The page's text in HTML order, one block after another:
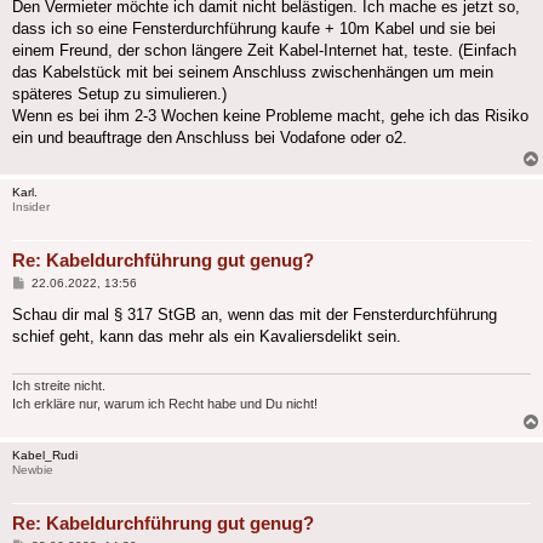
Den Vermieter möchte ich damit nicht belästigen. Ich mache es jetzt so,
dass ich so eine Fensterdurchführung kaufe + 10m Kabel und sie bei
einem Freund, der schon längere Zeit Kabel-Internet hat, teste. (Einfach
das Kabelstück mit bei seinem Anschluss zwischenhängen um mein
späteres Setup zu simulieren.)
Wenn es bei ihm 2-3 Wochen keine Probleme macht, gehe ich das Risiko
ein und beauftrage den Anschluss bei Vodafone oder o2.
Karl.
Insider
Re: Kabeldurchführung gut genug?
Beitrag
22.06.2022, 13:56
Schau dir mal § 317 StGB an, wenn das mit der Fensterdurchführung
schief geht, kann das mehr als ein Kavaliersdelikt sein.
Ich streite nicht.
Ich erkläre nur, warum ich Recht habe und Du nicht!
Kabel_Rudi
Newbie
Re: Kabeldurchführung gut genug?